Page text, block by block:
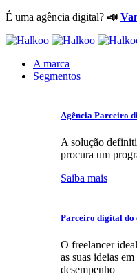
É uma agência digital? 📣
A marca
Segmentos
Agência Parceiro
A solução
procura um
Saiba mais
Parceiro digital do
O freelancer
as suas ideias
desempenho